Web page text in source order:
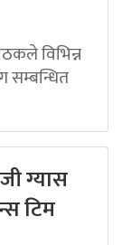
विभिन्न
सम्बन्धित
ग्यास
टिम